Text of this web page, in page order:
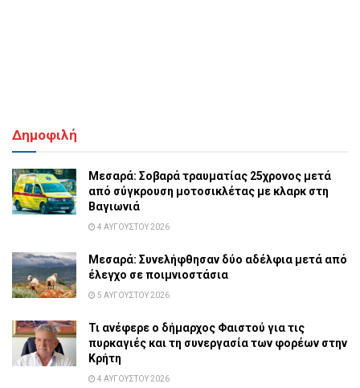
Δημοφιλή
Μεσαρά: Σοβαρά τραυματίας 25χρονος μετά
από σύγκρουση μοτοσικλέτας με κλαρκ στη
Βαγιωνιά
4 ΑΥΓΟΎΣΤΟΥ 2026
Μεσαρά: Συνελήφθησαν δύο αδέλφια μετά από
έλεγχο σε ποιμνιοστάσια
5 ΑΥΓΟΎΣΤΟΥ 2026
Τι ανέφερε ο δήμαρχος Φαιστού για τις
πυρκαγιές και τη συνεργασία των φορέων στην
Κρήτη
4 ΑΥΓΟΎΣΤΟΥ 2026